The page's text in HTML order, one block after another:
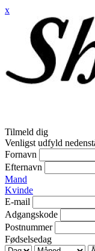
x
Tilmeld dig
Venligst udfyld
Fornavn
Efternavn
Mand
Kvinde
E-mail
Adgangskode
Postnummer
Fødselsedag